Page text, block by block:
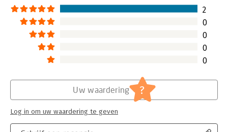
2
0
0
0
0
Uw waardering ?
Log in om uw waardering te geven